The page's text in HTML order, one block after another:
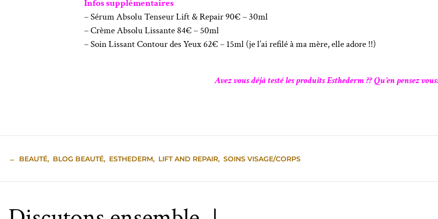
Infos supplémentaires
– Sérum Absolu Tenseur Lift & Repair 90€ – 30ml
– Crème Absolu Lissante 84€ – 50ml
– Soin Lissant Contour des Yeux 62€ – 15ml (je l’ai refilé à ma mère, elle adore !!)
Avez vous déjà testé les produits Esthederm ?? Qu’en pensez
→ BEAUTÉ, BLOG BEAUTÉ, ESTHEDERM, LIFT AND REPAIR, SOINS VISAGE/CORPS